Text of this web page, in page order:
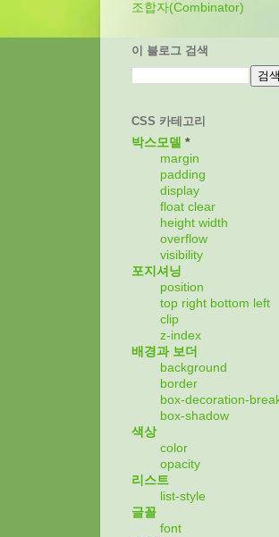
조합자(Combinator)
이 블로그 검색
CSS 카테고리
박스모델 *
margin
padding
display
float clear
height width
overflow
visibility
포지셔닝
position
top right bottom left
clip
z-index
배경과 보더
background
border
box-decoration-
box-shadow
색상
color
opacity
리스트
list-style
글꼴
font